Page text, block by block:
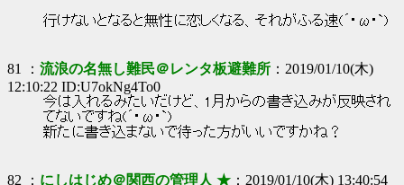
行けないとなると無性に恋しくなる、それがふる速(´･ω･`)
81 ： 流浪の名無し難民＠レンタ板避難所 ：2019/01/10(木)
12:10:22 ID:U7okNg4To0
今は入れるみたいだけど、1月からの書き込みが反映され
てないですね(´･ω･`)
新たに書き込まないで待った方がいいですかね？
82 ： にしはじめ＠関西の管理人 ★ ：2019/01/10(木) 13:40:54